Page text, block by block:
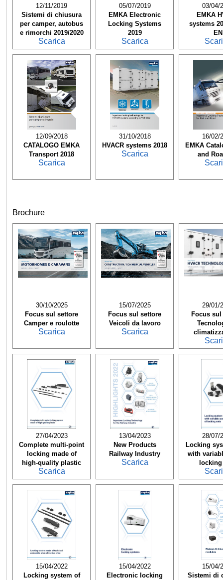
12/11/2019
Sistemi di chiusura
per camper, autobus
e rimorchi 2019/2020
Scarica
05/07/2019
EMKA Electronic
Locking Systems
2019
Scarica
03/04/
EMKA
systems
EN
12/09/2018
CATALOGO EMKA
Transport 2018
Scarica
31/10/2018
HVACR systems 2018
Scarica
16/02/
EMKA
and
Brochure
30/10/2025
Focus sul settore
Camper e roulotte
Scarica
15/07/2025
Focus sul settore
Veicoli da lavoro
Scarica
29/01/
Focus
27/04/2023
Complete multi-point
locking made of
high-quality plastic
Scarica
13/04/2023
New Products
Railway Industry
Scarica
28/07/
Locking
with
15/04/2022
Locking system of
15/04/2022
Electronic locking
15/04/
Sistemi di